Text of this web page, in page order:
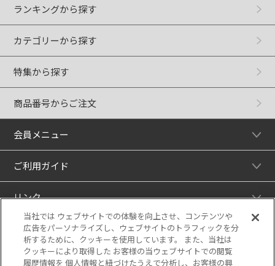
ランキングから探す
カテゴリーから探す
特集から探す
商品番号からご注文
会員メニュー
ご利用ガイド
リンク
当社では ウェブサイトでの体験を向上させ、コンテンツや
広告をパーソナライズし、ウェブサイトのトラフィックを分
析するために、クッキーを使用しています。 また、当社は
クッキーにより取得した お客様の当ウェブサイトでの閲覧
履歴情報を 個人情報と紐づけたうえで分析し、お客様の興